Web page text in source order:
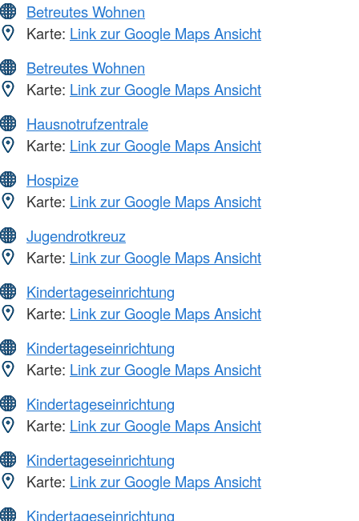
Betreutes Wohnen
Karte: Link zur Google Maps Ansicht
Betreutes Wohnen
Karte: Link zur Google Maps Ansicht
Hausnotrufzentrale
Karte: Link zur Google Maps Ansicht
Hospize
Karte: Link zur Google Maps Ansicht
Jugendrotkreuz
Karte: Link zur Google Maps Ansicht
Kindertageseinrichtung
Karte: Link zur Google Maps Ansicht
Kindertageseinrichtung
Karte: Link zur Google Maps Ansicht
Kindertageseinrichtung
Karte: Link zur Google Maps Ansicht
Kindertageseinrichtung
Karte: Link zur Google Maps Ansicht
Kindertageseinrichtung